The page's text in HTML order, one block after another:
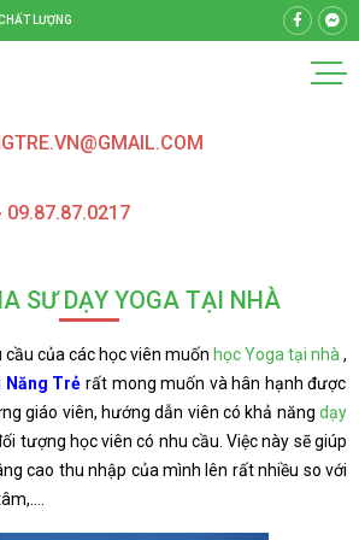
LƯỢNG
09.87.87.0217
SƯ DẠY YOGA TẠI NHÀ
của các học viên muốn học Yoga tại nhà ,
Năng Trẻ rất mong muốn và hân hạnh được
giáo viên, hướng dẫn viên có khả năng dạy
tượng học viên có nhu cầu. Việc này sẽ giúp
cao thu nhập của mình lên rất nhiều so với